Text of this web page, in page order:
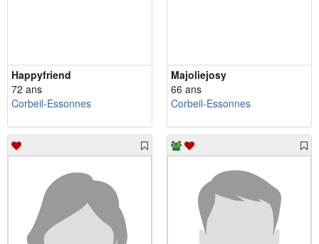
Happyfriend
72 ans
Corbeil-Essonnes
Majoliejosy
66 ans
Corbeil-Essonnes